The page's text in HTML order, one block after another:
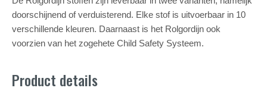
doorschijnend of verduisterend. Elke stof is uitvoerbaar in 10
verschillende kleuren. Daarnaast is het Rolgordijn ook
voorzien van het zogehete Child Safety Systeem.
Product details